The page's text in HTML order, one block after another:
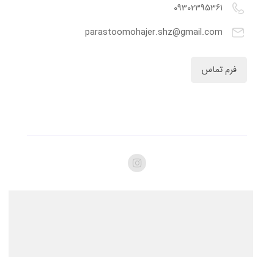
09302395361
parastoomohajer.shz@gmail.com
فرم تماس